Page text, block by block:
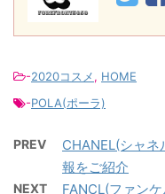
-2020コスメ, HOME
-POLA(ポーラ)
PREV
CHANEL(シャ
報をご紹介
NEXT FANCL(ファン